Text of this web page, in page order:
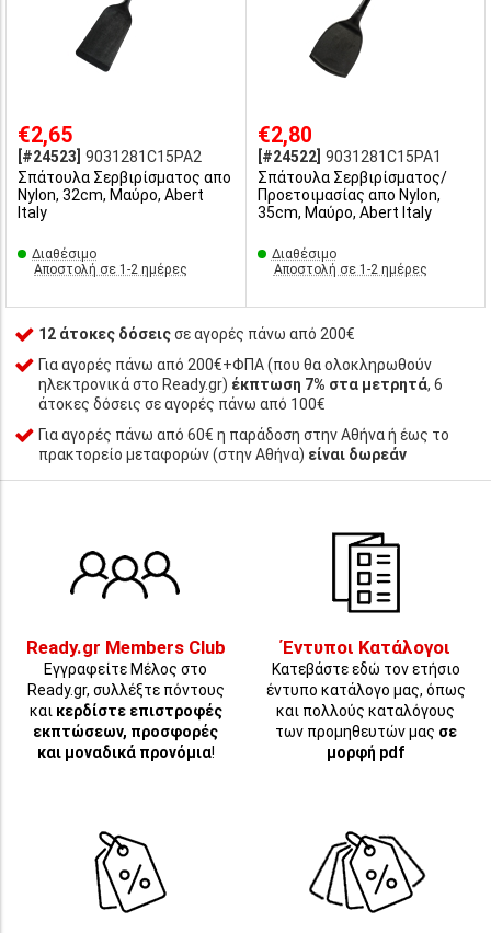
€2,65
[#24523] 9031281C15PA2
Σπάτουλα Σερβιρίσματος απο
Nylon, 32cm, Μαύρο, Abert
Italy
Διαθέσιμο
Αποστολή σε 1-2 ημέρες
€2,80
[#24522] 9031281C15PA1
Σπάτουλα Σερβιρίσματος/
Προετοιμασίας απο Nylon,
35cm, Μαύρο, Abert Italy
Διαθέσιμο
Αποστολή σε 1-2 ημέρες
12 άτοκες δόσειςσε αγορές πάνω από 200€
Για αγορές πάνω από 200€+ΦΠΑ (που θα ολοκληρωθούν
ηλεκτρονικά στο Ready.gr) έκπτωση 7% στα μετρητά, 6
άτοκες δόσεις σε αγορές πάνω από 100€
Για αγορές πάνω από 60€ η παράδοση στην Αθήνα ή έως το
πρακτορείο μεταφορών (στην Αθήνα) είναι δωρεάν
Ready.gr Members Club
Εγγραφείτε Μέλος στο
Ready.gr, συλλέξτε πόντους
και κερδίστε επιστροφές
εκπτώσεων, προσφορές
και μοναδικά προνόμια!
Έντυποι Κατάλογοι
Κατεβάστε εδώ τον ετήσιο
έντυπο κατάλογο μας, όπως
και πολλούς καταλόγους
των προμηθευτών μας σε
μορφή pdf